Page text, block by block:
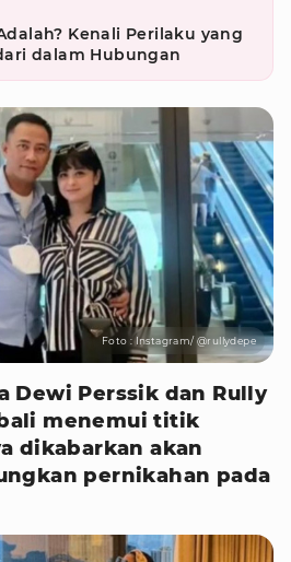
Kenali Perilaku yang
dalam Hubungan
Foto : Instagram/ @rullydepe
Dewi Perssik dan Rully
menemui titik
dikabarkan akan
pernikahan pada